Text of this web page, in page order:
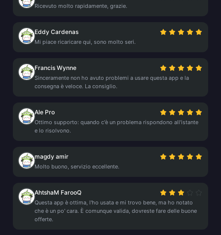
Ricevuto molto rapidamente, grazie.
Eddy Cardenas
Mi piace ricaricare qui, sono molto seri.
Francis Wynne
Sinceramente non ho avuto problemi a usare questa app e la
consegna è veloce. La consiglio.
Ale Pro
Ottimo supporto: quando c'è un problema rispondono all'istante
e lo risolvono.
magdy amir
Molto buono, servizio eccellente.
AhtshaM FarooQ
Questa app è ottima, l'ho usata e mi trovo bene, ma ho notato
che è un po' cara. È comunque valida, dovreste fare delle buone
offerte.